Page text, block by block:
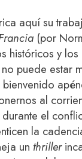
aquí su
(por
históricos y
puede estar
al
el
la
un thriller